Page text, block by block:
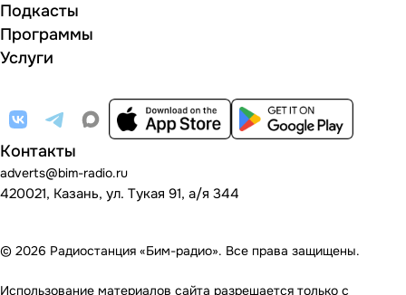
Подкасты
Программы
Услуги
Контакты
adverts@bim-radio.ru
420021, Казань, ул. Тукая 91, а/я 344
© 2026 Радиостанция «Бим-радио». Все права защищены.
Использование материалов сайта разрешается только с